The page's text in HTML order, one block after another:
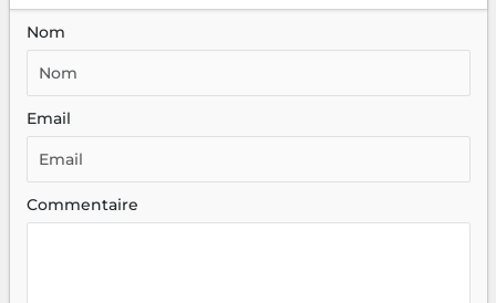
Nom
Email
Commentaire